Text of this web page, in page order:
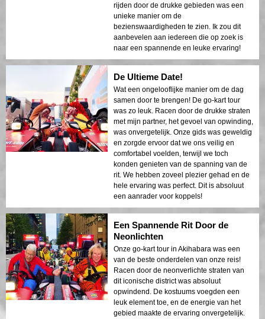
rijden door de drukke gebieden was een
unieke manier om de
bezienswaardigheden te zien. Ik zou dit
aanbevelen aan iedereen die op zoek is
naar een spannende en leuke ervaring!
De Ultieme Date!
Wat een ongelooflijke manier om de dag
samen door te brengen! De go-kart tour
was zo leuk. Racen door de drukke straten
met mijn partner, het gevoel van opwinding,
was onvergetelijk. Onze gids was geweldig
en zorgde ervoor dat we ons veilig en
comfortabel voelden, terwijl we toch
konden genieten van de spanning van de
rit. We hebben zoveel plezier gehad en de
hele ervaring was perfect. Dit is absoluut
een aanrader voor koppels!
Een Spannende Rit Door de
Neonlichten
Onze go-kart tour in Akihabara was een
van de beste onderdelen van onze reis!
Racen door de neonverlichte straten van
dit iconische district was absoluut
opwindend. De kostuums voegden een
leuk element toe, en de energie van het
gebied maakte de ervaring onvergetelijk.